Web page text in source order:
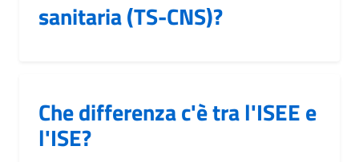
sanitaria (TS-CNS)?
Che differenza c'è tra l'ISEE e
l'ISE?